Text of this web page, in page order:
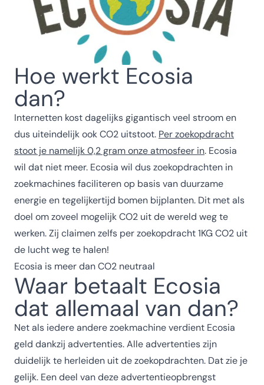
Hoe werkt Ecosia
dan?
Internetten kost dagelijks gigantisch veel stroom en
dus uiteindelijk ook CO2 uitstoot. Per zoekopdracht
stoot je namelijk 0,2 gram onze atmosfeer in. Ecosia
wil dat niet meer. Ecosia wil dus zoekopdrachten in
zoekmachines faciliteren op basis van duurzame
energie en tegelijkertijd bomen bijplanten. Dit met als
doel om zoveel mogelijk CO2 uit de wereld weg te
werken. Zij claimen zelfs per zoekopdracht 1KG CO2 uit
de lucht weg te halen!
Ecosia is meer dan CO2 neutraal
Waar betaalt Ecosia
dat allemaal van dan?
Net als iedere andere zoekmachine verdient Ecosia
geld dankzij advertenties. Alle advertenties zijn
duidelijk te herleiden uit de zoekopdrachten. Dat zie je
gelijk. Een deel van deze advertentieopbrengst